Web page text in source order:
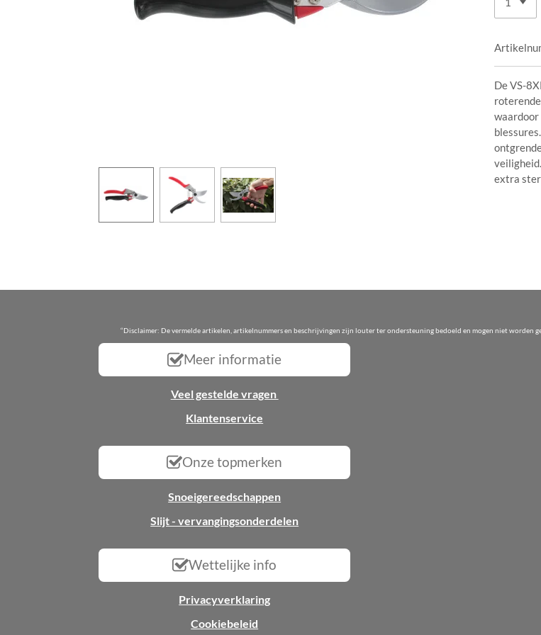
De VS-
extra
“Disclaimer: De vermelde artikelen, artikelnummers en beschrijvingen zijn louter ter ondersteuning bedoeld en mogen niet worden
Meer informatie
Veel gestelde vragen
Klantenservice
Onze topmerken
Snoeigereedschappen
Slijt - vervangingsonderdelen
Wettelijke info
Privacyverklaring
Cookiebeleid